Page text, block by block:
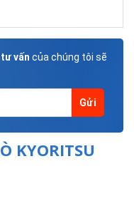
vấn của chúng tôi sẽ
KYORITSU